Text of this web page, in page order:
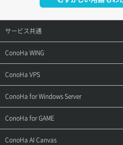
サービス共通
サポートトップ
ご契約・お支払い
用語集
お問い合わせ
ConoHa WING
サポートトップ
ご利用ガイド
お乗り換えガイド
ConoHa VPS
サポートトップ
ご利用ガイド
ConoHa for Windows Server
サポートトップ
ご利用ガイド
ConoHa for GAME
サポートトップ
ConoHa AI Canvas